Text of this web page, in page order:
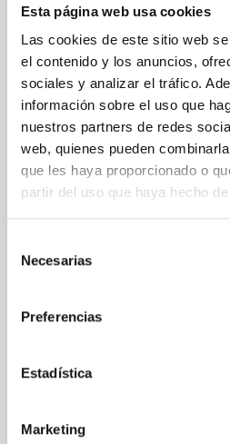
Esta página web usa cookies
Las cookies de este sitio web
el contenido y los anuncios,
sociales y analizar el tráfico.
información sobre el uso que
nuestros partners de redes
web, quienes pueden
que les haya proporcionado o
partir del uso que haya hecho
Necesarias
Preferencias
Estadística
Marketing
SPIRAL CAM MILD STEEL, S=20
DISC THICKNESS=20 BASE CIRCLE
Order number:04360-20
$430.14
plus sales tax
plus shipping costs
CAD
DOWNLOADS
Other